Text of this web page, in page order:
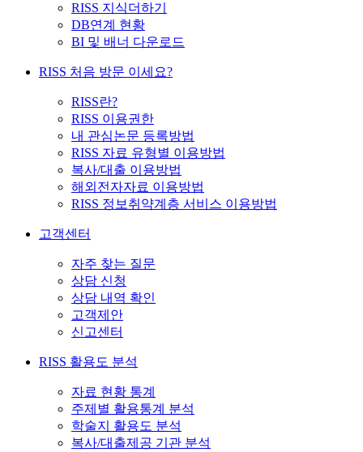
RISS 지식더하기
DB연계 현황
BI 및 배너 다운로드
RISS 처음 방문 이세요?
RISS란?
RISS 이용권한
내 관심논문 등록방법
RISS 자료 유형별 이용방법
복사/대출 이용방법
해외전자자료 이용방법
RISS 정보취약계층 서비스 이용방법
고객센터
자주 찾는 질문
상담 신청
상담 내역 확인
고객제안
신고센터
RISS 활용도 분석
자료 현황 통계
주제별 활용통계 분석
학술지 활용도 분석
복사/대출제공 기관 분석